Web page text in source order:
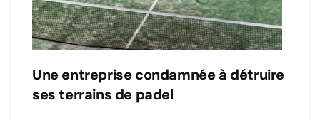
Une entreprise condamnée à détruire
ses terrains de padel